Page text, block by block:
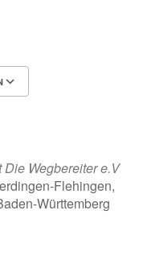
Wegbereiter e.V
Flehingen,
Württemberg